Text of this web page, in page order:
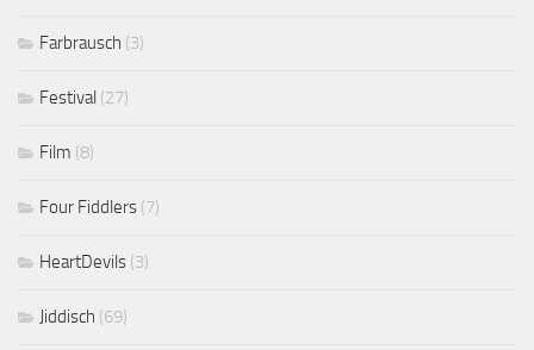
Farbrausch (3)
Festival (27)
Film (8)
Four Fiddlers (7)
HeartDevils (3)
Jiddisch (69)